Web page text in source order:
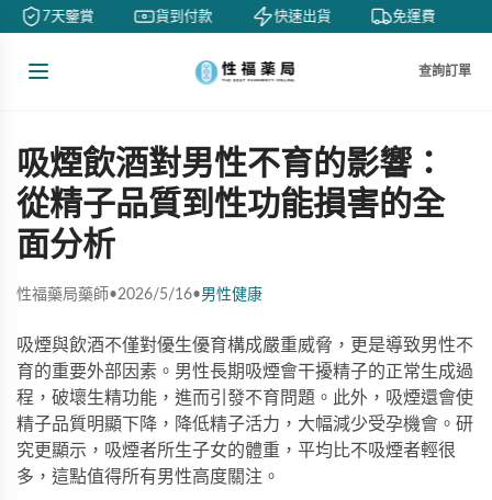
7天鑒賞 貨到付款 快速出貨 免運費
查詢訂單
吸煙飲酒對男性不育的影響：
從精子品質到性功能損害的全
面分析
性福藥局藥師•2026/5/16•男性健康
吸煙與飲酒不僅對優生優育構成嚴重威脅，更是導致男性不
育的重要外部因素。男性長期吸煙會干擾精子的正常生成過
程，破壞生精功能，進而引發不育問題。此外，吸煙還會使
精子品質明顯下降，降低精子活力，大幅減少受孕機會。研
究更顯示，吸煙者所生子女的體重，平均比不吸煙者輕很
多，這點值得所有男性高度關注。